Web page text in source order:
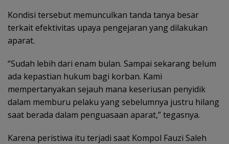
Kondisi tersebut memunculkan tanda tanya besar
terkait efektivitas upaya pengejaran yang dilakukan
aparat.
“Sudah lebih dari enam bulan. Sampai sekarang belum
ada kepastian hukum bagi korban. Kami
mempertanyakan sejauh mana keseriusan penyidik
dalam memburu pelaku yang sebelumnya justru hilang
saat berada dalam penguasaan aparat,” tegasnya.
Karena peristiwa itu terjadi saat Kompol Fauzi Saleh